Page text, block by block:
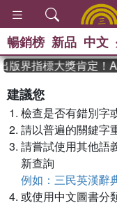
暢銷榜 新品 中文
版界指標大獎肯定！
建議您
檢查是否有錯別字
請以普遍的關鍵字
請嘗試使用其他語
新查詢
例如：三民英漢辭
或使用中文圖書分